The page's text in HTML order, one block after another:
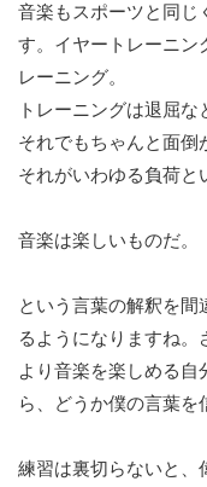
音楽もスポーツと同じ
す。イヤートレーニン
レーニング。
トレーニングは退屈な
それでもちゃんと面倒
それがいわゆる負荷と
音楽は楽しいものだ。
という言葉の解釈を
るようになりますね。
より音楽を楽しめる
ら、どうか僕の言葉を
練習は裏切らないと、